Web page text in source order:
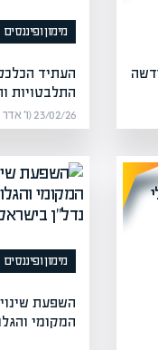
מימון ופיננסים
העתיד
התלבטויות
23/02/26 (ו׳ אדר תשפ״ו) | מערכת אפיק
מימון ופיננסים
השפעת
המקומי